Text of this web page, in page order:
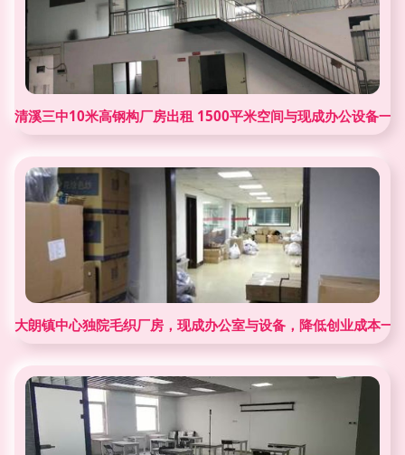
清溪三中10米高钢构厂房出租 1500平米空间与现成办公设备一
大朗镇中心独院毛织厂房，现成办公室与设备，降低创业成本一